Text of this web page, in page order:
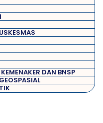
DAN BNSP